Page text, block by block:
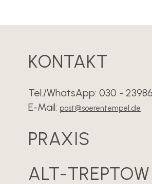
KONTAKT
Tel./WhatsApp: 030 -
E-Mail: post@soerentempel.de
PRAXIS
ALT-TREPTOW